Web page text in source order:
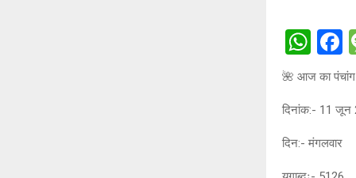
W
h
s
A
p
F
a
b
o
🌺 आज का
दिनांक:- 11 जून
दिन:- मंगलवार